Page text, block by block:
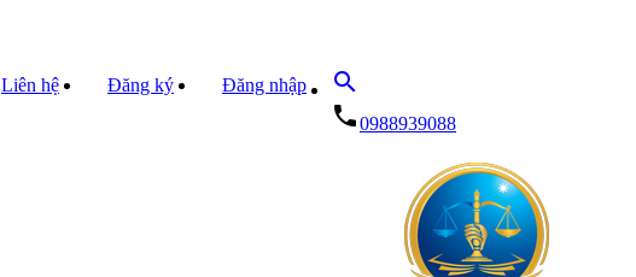
Liên hệ Đăng ký Đăng nhập
search
local_phone0988939088